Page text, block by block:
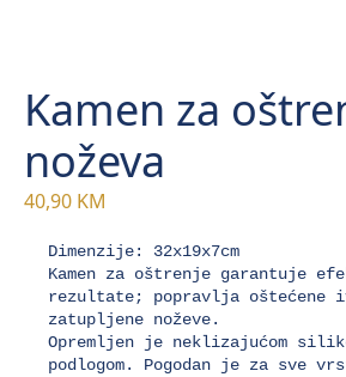
Kamen za
noževa
40,90 KM
Kamen za oštrenje garantuje
rezultate; popravlja oštećene
zatupljene noževe.
Opremljen je neklizajućom
podlogom. Pogodan je za sve